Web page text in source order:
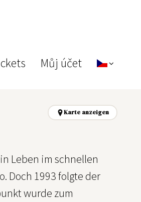
Můj účet
Karte anzeigen
Leben im schnellen
Doch 1993 folgte der
wurde zum